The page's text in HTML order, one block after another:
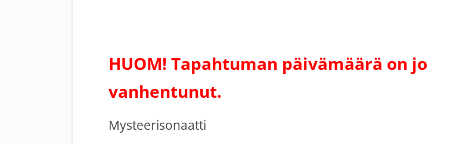
HUOM! Tapahtuman päivämäärä on jo
vanhentunut.
Mysteerisonaatti